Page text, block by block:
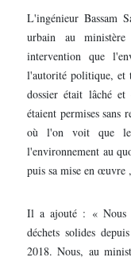
L'ingénieur Bassam
urbain au
intervention que
l'autorité politique, et
dossier était lâché et
étaient permises sans
où l'on voit que
l'environnement au
puis sa mise en œuvre
Il a ajouté : « Nous
déchets solides
2018. Nous, au